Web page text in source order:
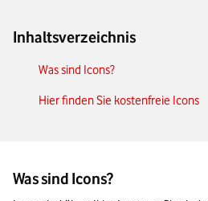
Inhaltsverzeichnis
Was sind Icons?
Hier finden Sie kostenfreie Icons
Was sind Icons?